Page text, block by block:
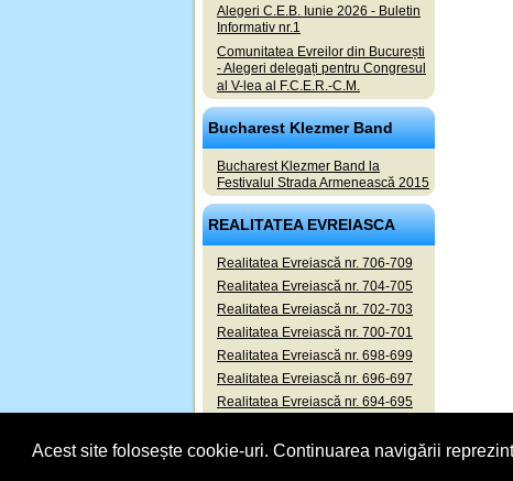
Acest site folosește cookie-uri. Continuarea navigării
Alegeri C.E.B. Iunie 2026 - Buletin
Informativ nr.1
Comunitatea Evreilor din București
- Alegeri delegați pentru Congresul
al V-lea al F.C.E.R.-C.M.
Bucharest Klezmer Band
Bucharest Klezmer Band la
Festivalul Strada Armenească 2015
REALITATEA EVREIASCA
Realitatea Evreiască nr. 706-709
Realitatea Evreiască nr. 704-705
Realitatea Evreiască nr. 702-703
Realitatea Evreiască nr. 700-701
Realitatea Evreiască nr. 698-699
Realitatea Evreiască nr. 696-697
Realitatea Evreiască nr. 694-695